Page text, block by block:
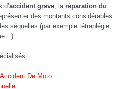
d’accident grave , la réparation du
des montants considérables
séquelles (par exemple tétraplégie,
:
De Moto